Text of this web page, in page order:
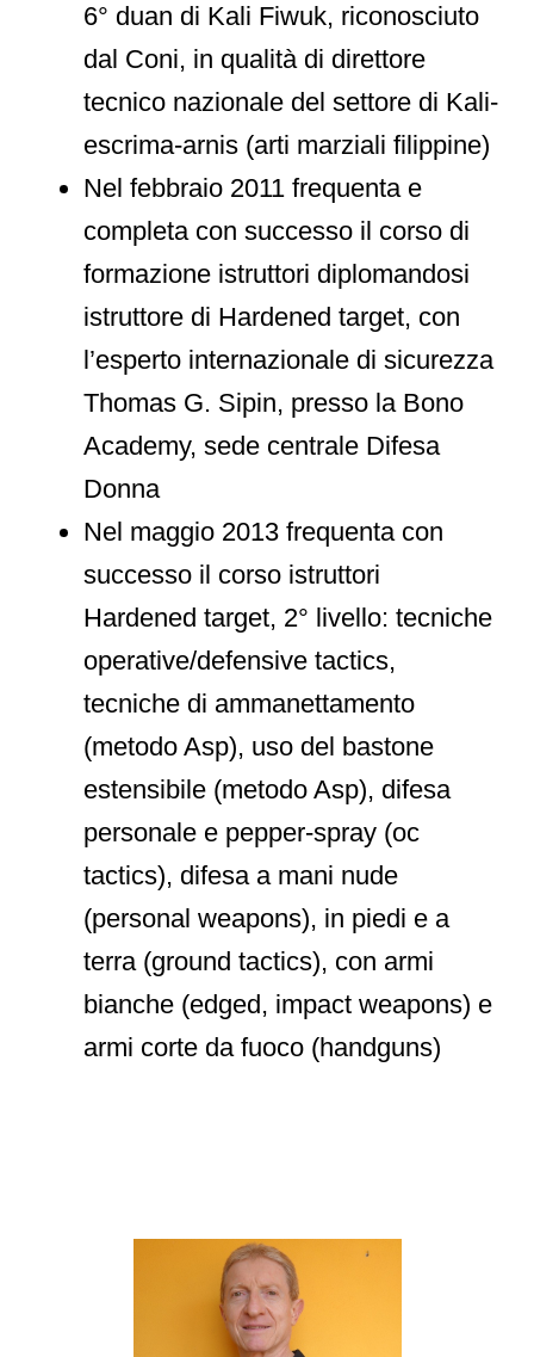
6° duan di Kali Fiwuk, riconosciuto
dal Coni, in qualità di direttore
tecnico nazionale del settore di Kali-
escrima-arnis (arti marziali filippine)
Nel febbraio 2011 frequenta e
completa con successo il corso di
formazione istruttori diplomandosi
istruttore di Hardened target, con
l’esperto internazionale di sicurezza
Thomas G. Sipin, presso la Bono
Academy, sede centrale Difesa
Donna
Nel maggio 2013 frequenta con
successo il corso istruttori
Hardened target, 2° livello: tecniche
operative/defensive tactics,
tecniche di ammanettamento
(metodo Asp), uso del bastone
estensibile (metodo Asp), difesa
personale e pepper-spray (oc
tactics), difesa a mani nude
(personal weapons), in piedi e a
terra (ground tactics), con armi
bianche (edged, impact weapons) e
armi corte da fuoco (handguns)